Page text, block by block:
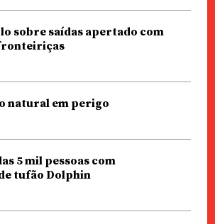
sobre saídas apertado com
natural em perigo
5 mil pessoas com
tufão Dolphin